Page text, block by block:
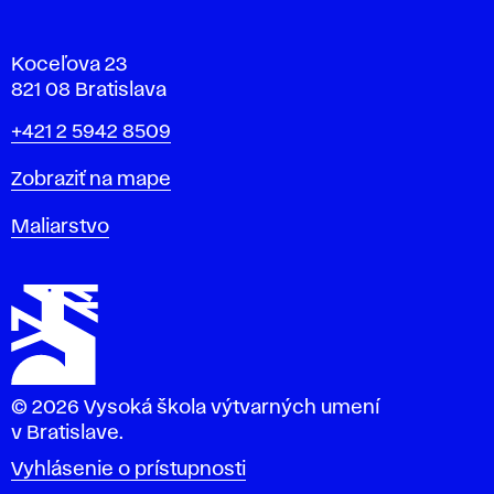
Koceľova 23
821 08 Bratislava
Telefón
+421 2 5942 8509
Mapa
Zobraziť na mape
Katedry
Maliarstvo
© 2026 Vysoká škola výtvarných umení
v Bratislave.
Vyhlásenie o prístupnosti